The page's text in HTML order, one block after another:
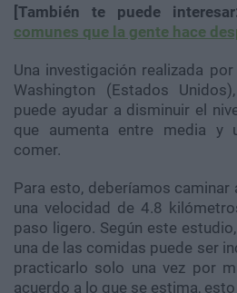
[También te puede
comunes que la gente hace
Una investigación realizada
Washington (Estados
puede ayudar a disminuir el
que aumenta entre media y
comer.
Para esto, deberíamos
una velocidad de 4.8
paso ligero. Según este
una de las comidas puede ser
practicarlo solo una vez por
acuerdo a lo que se estima,